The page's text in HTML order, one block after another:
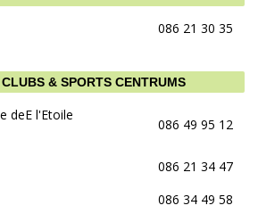
086 21 30 35
& SPORTS CENTRUMS
deE l'Etoile
086 49 95 12
086 21 34 47
086 34 49 58